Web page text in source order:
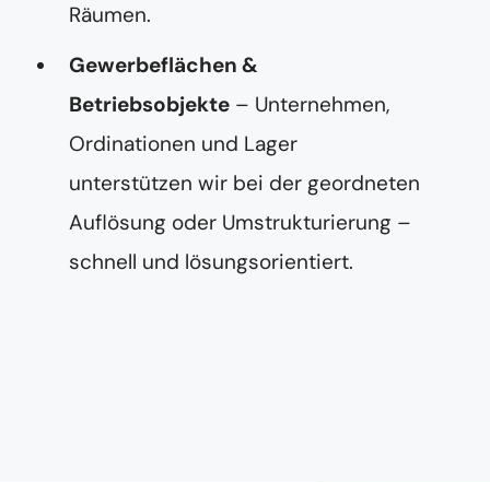
Räumen.
Gewerbeflächen &
Betriebsobjekte – Unternehmen,
Ordinationen und Lager
unterstützen wir bei der geordneten
Auflösung oder Umstrukturierung –
schnell und lösungsorientiert.